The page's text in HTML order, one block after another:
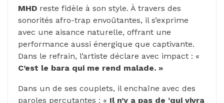
MHD reste fidèle à son style. À travers des
sonorités afro-trap envoûtantes, il s’exprime
avec une aisance naturelle, offrant une
performance aussi énergique que captivante.
Dans le refrain, l’artiste déclare avec impact : «
C’est le bara qui me rend malade. »
Dans un de ses couplets, il enchaîne avec des
paroles percutantes : « Il n’y a pas de ‘qui vivra